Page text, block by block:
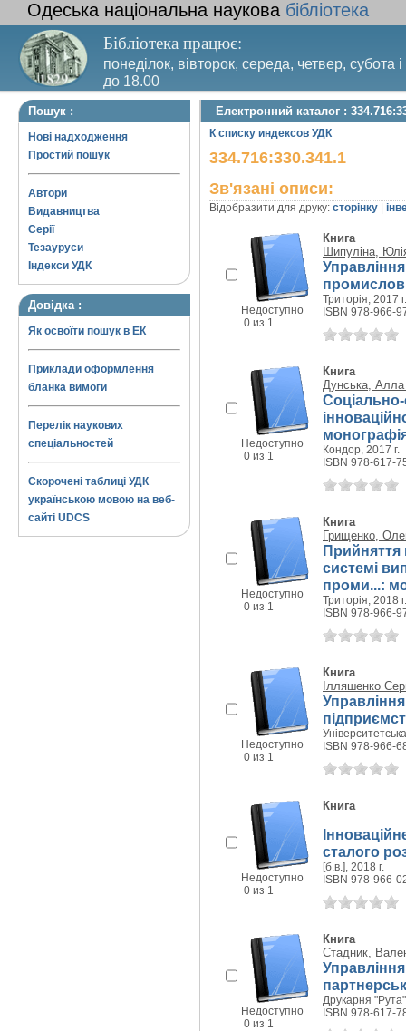
Одеська національна наукова бібліотека
Бібліотека працює:
понеділок, вівторок, середа, четвер, субота
до 18.00
Вихідний день – п’ятниця. Останній четвер
Пошук :
Нові надходження
Простий пошук
Автори
Видавництва
Серії
Тезауруси
Індекси УДК
Довідка :
Як освоїти пошук в ЕК
Приклади оформлення
бланка вимоги
Перелік наукових
спеціальностей
Скорочені таблиці УДК
українською мовою на веб-
сайті UDCS
Електронний каталог :
К списку индексов УДК
334.716:330.341.1
Зв'язані описи:
Відобразити для друку: сторінку
Недоступно
0 из 1
Книга
Шипуліна,
Триторія, 2017 г.
ISBN 978-966-
Недоступно
0 из 1
Книга
Дунська,
Кондор, 2017 г.
ISBN 978-617-
Недоступно
0 из 1
Книга
Грищенко,
Прийняття
системі
проми...:
Триторія, 2018 г.
ISBN 978-966-
Недоступно
0 из 1
Книга
Ілляшенко
ISBN 978-966-
Недоступно
0 из 1
Книга
сталого
[б.в.], 2018 г.
ISBN 978-966-
Недоступно
0 из 1
Книга
Стадник,
Друкарня
ISBN 978-617-